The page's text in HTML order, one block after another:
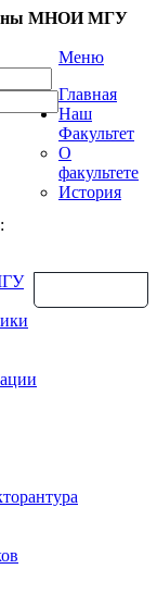
МНОИ МГУ
Меню
Главная
Наш
Факультет
О
факультете
История